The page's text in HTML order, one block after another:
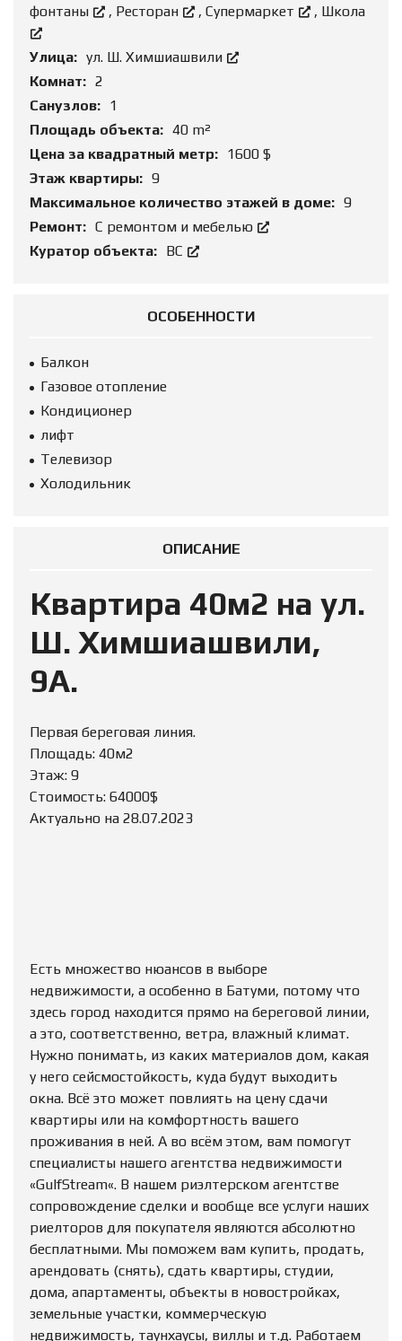
фонтаны
, Ресторан , Супермаркет , Школа
Улица: ул. Ш. Химшиашвили
Комнат: 2
Санузлов: 1
Площадь объекта: 40 m²
Цена за квадратный метр: 1600 $
Этаж квартиры: 9
Максимальное количество этажей в доме: 9
Ремонт: С ремонтом и мебелью
Куратор объекта: ВС
ОСОБЕННОСТИ
Балкон
Газовое отопление
Кондиционер
лифт
Телевизор
Холодильник
ОПИСАНИЕ
Квартира 40м2 на ул.
Ш. Химшиашвили,
9А.
Первая береговая линия.
Площадь: 40м2
Этаж: 9
Стоимость: 64000$
Актуально на 28.07.2023
Есть множество нюансов в выборе
недвижимости, а особенно в Батуми, потому что
здесь город находится прямо на береговой линии,
а это, соответственно, ветра, влажный климат.
Нужно понимать, из каких материалов дом, какая
у него сейсмостойкость, куда будут выходить
окна. Всё это может повлиять на цену сдачи
квартиры или на комфортность вашего
проживания в ней. А во всём этом, вам помогут
специалисты нашего агентства недвижимости
«GulfStream«. В нашем риэлтерском агентстве
сопровождение сделки и вообще все услуги наших
риелторов для покупателя являются абсолютно
бесплатными. Мы поможем вам купить, продать,
арендовать (снять), сдать квартиры, студии,
дома, апартаменты, объекты в новостройках,
земельные участки, коммерческую
недвижимость, таунхаусы, виллы и т.д. Работаем